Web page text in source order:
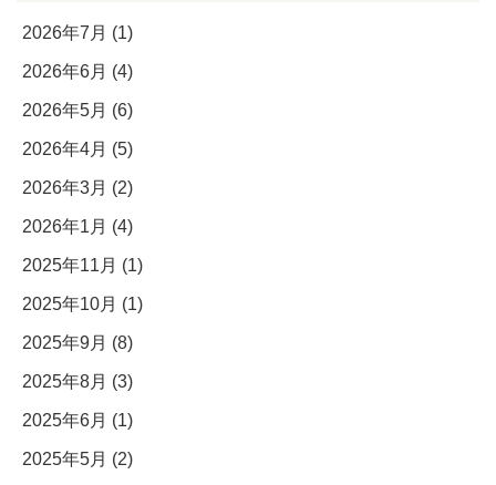
2026年7月 (1)
2026年6月 (4)
2026年5月 (6)
2026年4月 (5)
2026年3月 (2)
2026年1月 (4)
2025年11月 (1)
2025年10月 (1)
2025年9月 (8)
2025年8月 (3)
2025年6月 (1)
2025年5月 (2)